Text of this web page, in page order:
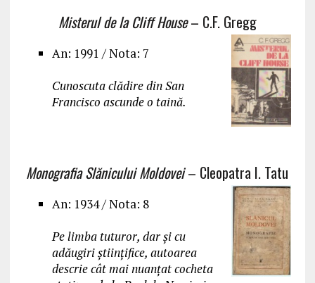
Misterul de la Cliff House– C.F. Gregg
An: 1991 / Nota: 7
Cunoscuta clădire din San
Francisco ascunde o taină.
Monografia Slănicului Moldovei– Cleopatra I. Tatu
An: 1934 / Nota: 8
Pe limba tuturor, dar și cu
adăugiri științifice, autoarea
descrie cât mai nuanțat cocheta